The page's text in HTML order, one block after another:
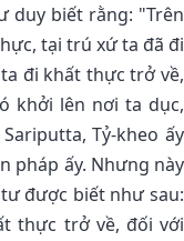
duy biết rằng: "Trên
tại trú xứ ta đã đi
đi khất thực trở về,
khởi lên nơi ta dục,
Tỷ-kheo ấy
pháp ấy. Nhưng này
được biết như sau:
thực trở về, đối với